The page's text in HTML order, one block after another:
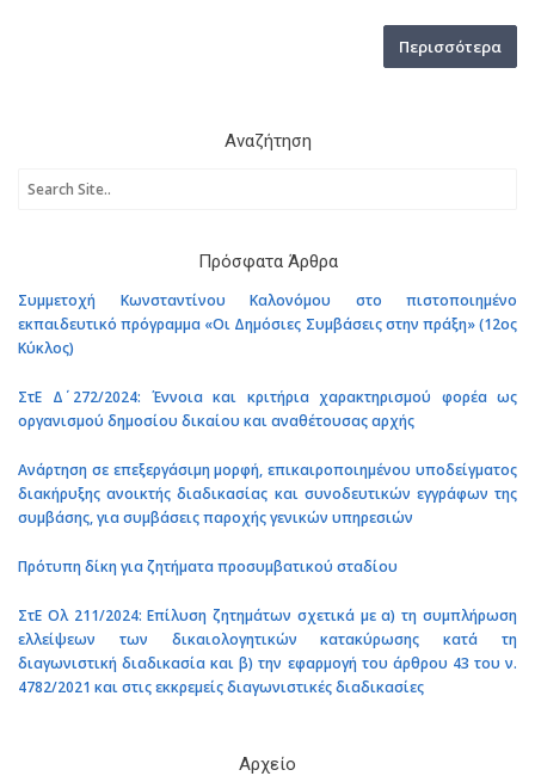
Περισσότερα
Αναζήτηση
Πρόσφατα Άρθρα
Συμμετοχή Κωνσταντίνου Καλονόμου στο πιστοποιημένο
εκπαιδευτικό πρόγραμμα «Οι Δημόσιες Συμβάσεις στην πράξη» (12ος
Κύκλος)
ΣτΕ Δ΄ 272/2024: Έννοια και κριτήρια χαρακτηρισμού φορέα ως
οργανισμού δημοσίου δικαίου και αναθέτουσας αρχής
Ανάρτηση σε επεξεργάσιμη μορφή, επικαιροποιημένου υποδείγματος
διακήρυξης ανοικτής διαδικασίας και συνοδευτικών εγγράφων της
συμβάσης, για συμβάσεις παροχής γενικών υπηρεσιών
Πρότυπη δίκη για ζητήματα προσυμβατικού σταδίου
ΣτΕ Ολ 211/2024: Επίλυση ζητημάτων σχετικά με α) τη συμπλήρωση
ελλείψεων των δικαιολογητικών κατακύρωσης κατά τη
διαγωνιστική διαδικασία και β) την εφαρμογή του άρθρου 43 του ν.
4782/2021 και στις εκκρεμείς διαγωνιστικές διαδικασίες
Αρχείο